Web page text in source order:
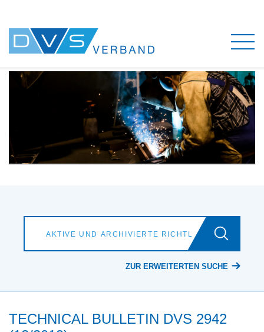
ZUR ERWEITERTEN SUCHE
TECHNICAL BULLETIN DVS 2942